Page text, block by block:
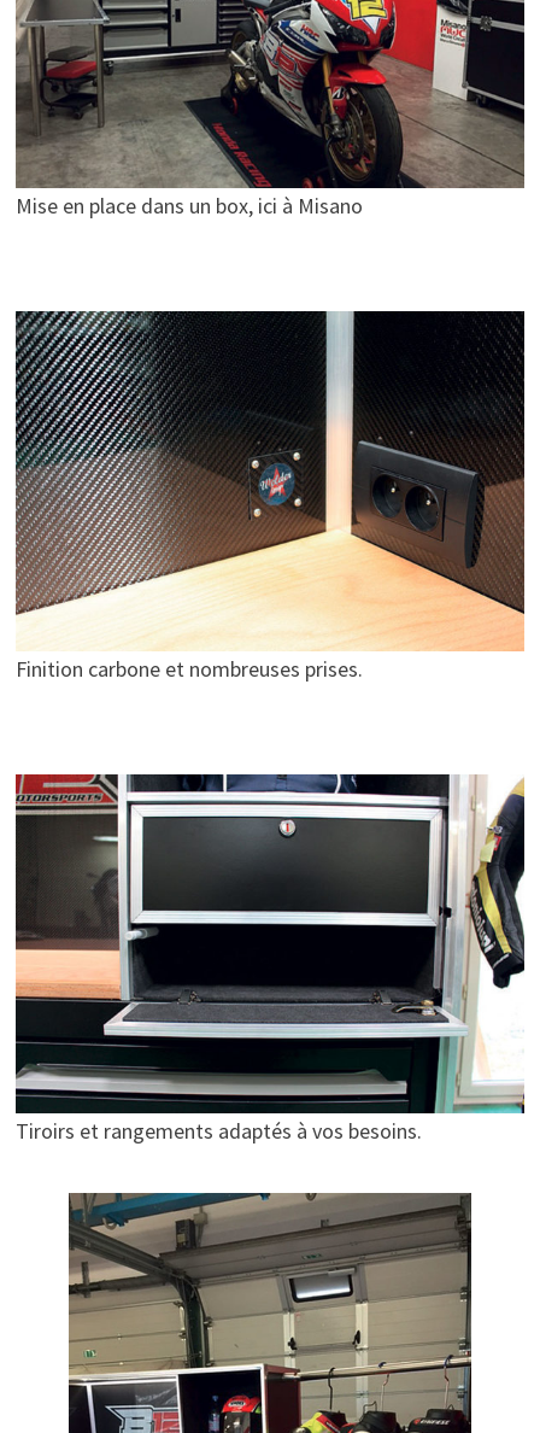
Mise en place dans un box, ici à Misano
Finition carbone et nombreuses prises.
Tiroirs et rangements adaptés à vos besoins.